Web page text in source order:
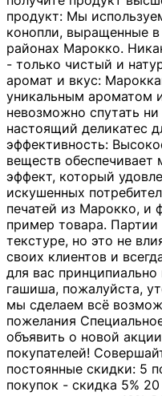
продукт: Мы
конопли, выращенные
районах Марокко.
- только чистый и
аромат и вкус:
уникальным ароматом
невозможно спутать
настоящий деликатес
эффективность:
веществ
эффект, который
искушенных
печатей из Марокко, и
пример товара. Партии
текстуре, но это не
своих клиентов и
для вас
гашиша, пожалуйста,
мы сделаем всё
пожелания
объявить о новой
покупателей!
постоянные скидки: 5
покупок - скидка 5%